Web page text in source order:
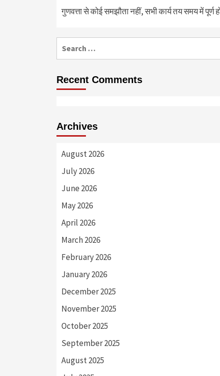
गुणवत्ता से कोई समझौता नहीं, सभी कार्य तय समय में पूर्ण
for:
Recent Comments
Archives
August 2026
July 2026
June 2026
May 2026
April 2026
March 2026
February 2026
January 2026
December 2025
November 2025
October 2025
September 2025
August 2025